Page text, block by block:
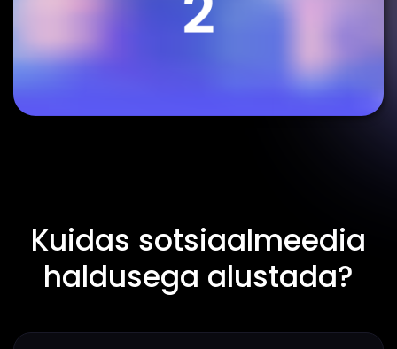
Kuidas sotsiaalmeedia
haldusega alustada?